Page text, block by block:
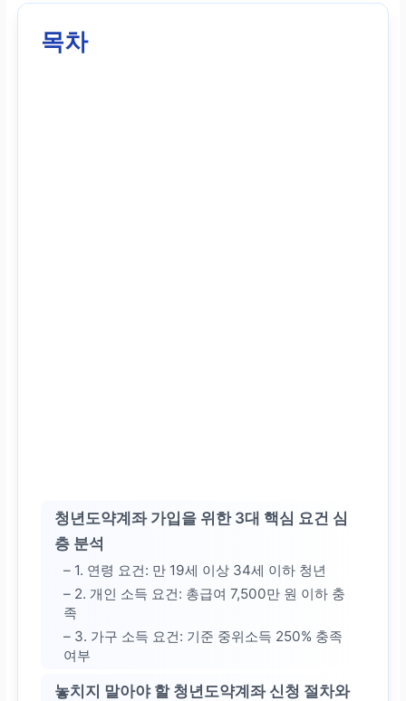
목차
청년도약계좌 가입을 위한 3대 핵심 요건 심
층 분석
– 1. 연령 요건: 만 19세 이상 34세 이하 청년
– 2. 개인 소득 요건: 총급여 7,500만 원 이하 충
족
– 3. 가구 소득 요건: 기준 중위소득 250% 충족
여부
놓치지 말아야 할 청년도약계좌 신청 절차와